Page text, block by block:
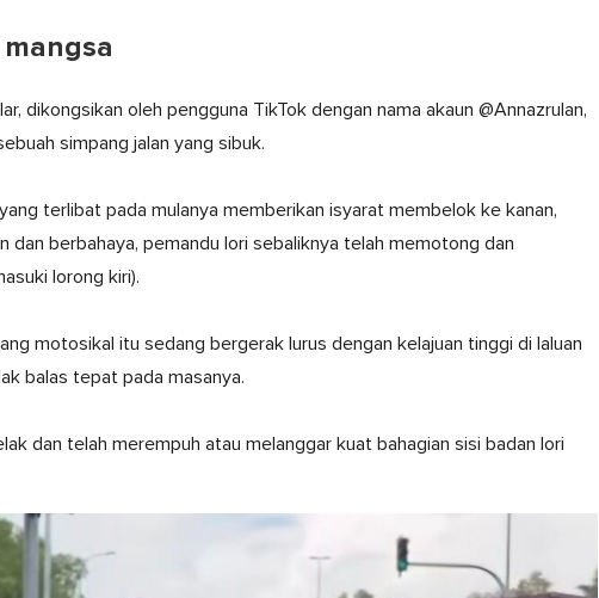
dikongsikan oleh pengguna TikTok dengan nama akaun @Annazrulan,
simpang jalan yang sibuk.
terlibat pada mulanya memberikan isyarat membelok ke kanan,
dan berbahaya, pemandu lori sebaliknya telah memotong dan
lorong kiri).
motosikal itu sedang bergerak lurus dengan kelajuan tinggi di laluan
balas tepat pada masanya.
dan telah merempuh atau melanggar kuat bahagian sisi badan lori